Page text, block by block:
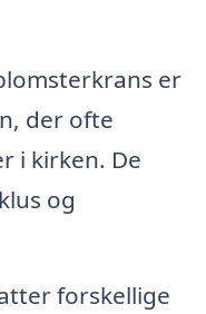
er
der ofte
i kirken. De
og
forskellige